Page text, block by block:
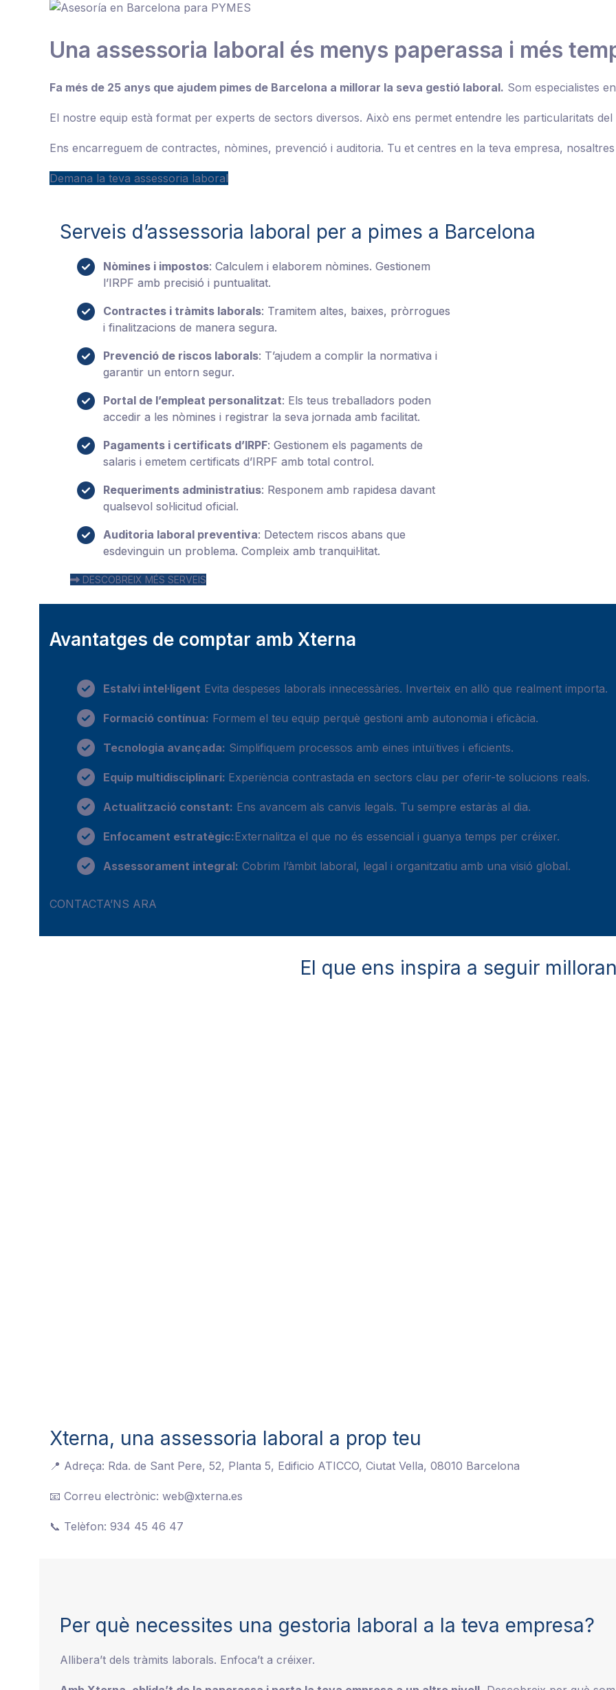
Una assessoria laboral és menys paperassa i més
Fa més de 25 anys que ajudem pimes de Barcelona a millorar la seva gestió laboral. Som especialistes
El nostre equip està format per experts de sectors diversos. Això ens permet entendre les particularitats del
Ens encarreguem de contractes, nòmines, prevenció i auditoria. Tu et centres en la teva empresa,
Demana la teva assessoria laboral
Serveis d’assessoria laboral per a pimes a Barcelona
Nòmines i impostos: Calculem i elaborem nòmines. Gestionem
l’IRPF amb precisió i puntualitat.
Contractes i tràmits laborals: Tramitem altes, baixes, pròrrogues
i finalitzacions de manera segura.
Prevenció de riscos laborals: T’ajudem a complir la normativa i
garantir un entorn segur.
Portal de l’empleat personalitzat: Els teus treballadors poden
accedir a les nòmines i registrar la seva jornada amb facilitat.
Pagaments i certificats d’IRPF: Gestionem els pagaments de
salaris i emetem certificats d’IRPF amb total control.
Requeriments administratius: Responem amb rapidesa davant
qualsevol sol·licitud oficial.
Auditoria laboral preventiva: Detectem riscos abans que
esdevinguin un problema. Compleix amb tranquil·litat.
DESCOBREIX MÉS SERVEIS
Avantatges de comptar amb Xterna
Estalvi intel·ligent Evita despeses laborals innecessàries. Inverteix en allò que realment importa.
Formació contínua: Formem el teu equip perquè gestioni amb autonomia i eficàcia.
Tecnologia avançada: Simplifiquem processos amb eines intuïtives i eficients.
Equip multidisciplinari: Experiència contrastada en sectors clau per oferir-te solucions reals.
Actualització constant: Ens avancem als canvis legals. Tu sempre estaràs al dia.
Enfocament estratègic:Externalitza el que no és essencial i guanya temps per créixer.
Assessorament integral: Cobrim l’àmbit laboral, legal i organitzatiu amb una visió global.
CONTACTA’NS ARA
El que ens inspira a seguir
Xterna, una assessoria laboral a prop teu
📍 Adreça: Rda. de Sant Pere, 52, Planta 5, Edificio ATICCO, Ciutat Vella, 08010 Barcelona
📧 Correu electrònic: web@xterna.es
📞 Telèfon: 934 45 46 47
Per què necessites una gestoria laboral a la teva empresa?
Allibera’t dels tràmits laborals. Enfoca’t a créixer.